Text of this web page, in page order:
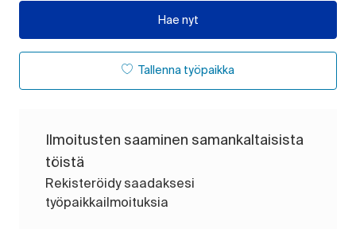
Hae nyt
Tallenna työpaikka
Ilmoitusten saaminen samankaltaisista
töistä
Rekisteröidy saadaksesi
työpaikkailmoituksia